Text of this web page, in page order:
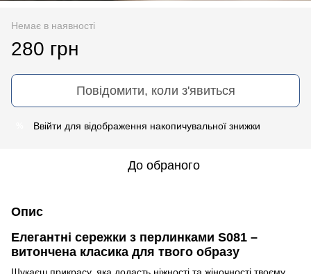
Немає в наявності
280 грн
Повідомити, коли з'явиться
Ввійти для відображення накопичувальної знижки
До обраного
Опис
Елегантні сережки з перлинками S081 –
витончена класика для твого образу